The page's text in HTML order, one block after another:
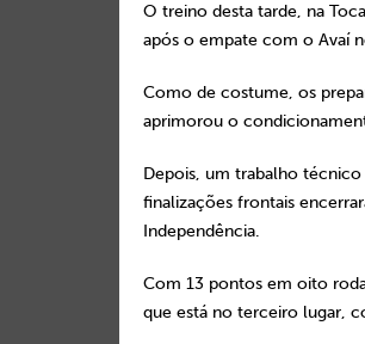
O treino desta tarde, na
após o empate com o Avaí
Como de costume, os
aprimorou o
Depois, um trabalho
finalizações frontais
Independência.
Com 13 pontos em oito
que está no terceiro lugar,